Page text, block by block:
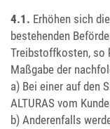
4.1. Erhöhen sich
bestehenden
Treibstoffkosten, so
Maßgabe der
a) Bei einer auf den
ALTURAS vom
b) Anderenfalls